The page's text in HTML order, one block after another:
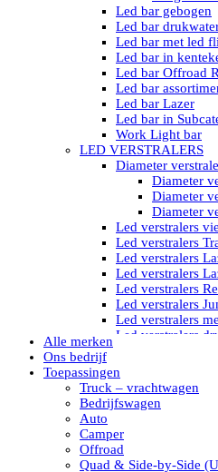
Led bar gebogen
Led bar
Led bar met led
Led bar in
Led bar Offroad
Led bar
Led bar Lazer
Led bar in
Work Light bar
LED VERSTRALERS
Diameter
Diameter
Diameter
Diameter
Led verstralers
Led verstralers
Led verstralers
Led verstralers
Led verstralers
Led verstralers
Led verstralers
Led verstralers
LED WERKLAMPEN
Model werklamp
Led
Led
Alle merken
Ons bedrijf
Toepassingen
Truck – vrachtwagen
Bedrijfswagen
Auto
Camper
Offroad
Quad & Side-by-Side